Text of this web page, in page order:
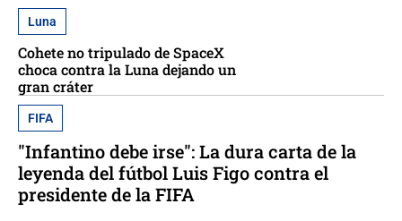
Luna
Cohete no tripulado de SpaceX
choca contra la Luna dejando un
gran cráter
FIFA
"Infantino debe irse": La dura carta de la
leyenda del fútbol Luis Figo contra el
presidente de la FIFA